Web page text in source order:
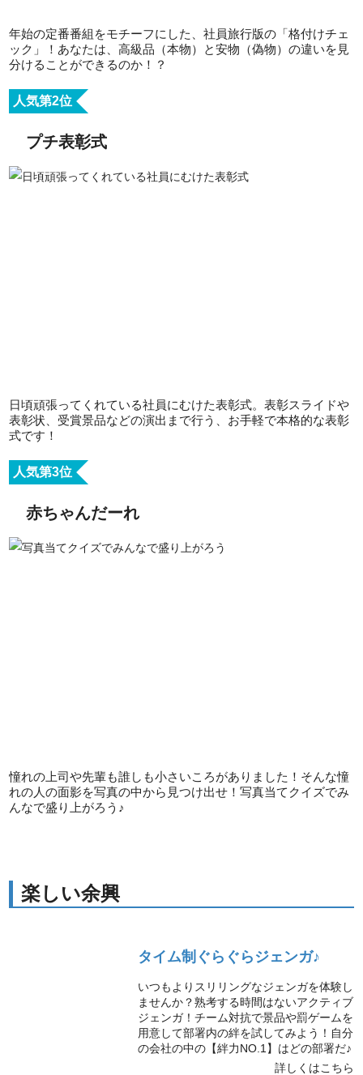
年始の定番番組をモチーフにした、社員旅行版の「格付けチェ
ック」！あなたは、高級品（本物）と安物（偽物）の違いを見
分けることができるのか！？
人気第2位
プチ表彰式
日頃頑張ってくれている社員にむけた表彰式。表彰スライドや
表彰状、受賞景品などの演出まで行う、お手軽で本格的な表彰
式です！
人気第3位
赤ちゃんだーれ
憧れの上司や先輩も誰しも小さいころがありました！そんな憧
れの人の面影を写真の中から見つけ出せ！写真当てクイズでみ
んなで盛り上がろう♪
楽しい余興
タイム制ぐらぐらジェンガ♪
いつもよりスリリングなジェンガを体験し
ませんか？熟考する時間はないアクティブ
ジェンガ！チーム対抗で景品や罰ゲームを
用意して部署内の絆を試してみよう！自分
の会社の中の【絆力NO.1】はどの部署だ♪
詳しくはこちら